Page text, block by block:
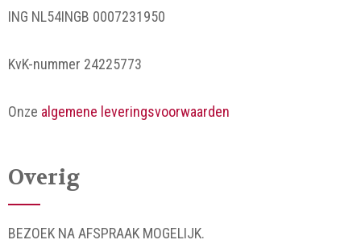
ING NL54INGB 0007231950
KvK-nummer 24225773
Onze algemene leveringsvoorwaarden
Overig
BEZOEK NA AFSPRAAK MOGELIJK.